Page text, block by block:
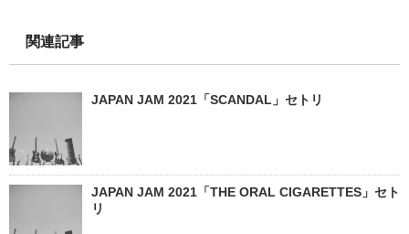
関連記事
JAPAN JAM 2021「SCANDAL」セトリ
JAPAN JAM 2021「THE ORAL CIGARETTES」セト
リ